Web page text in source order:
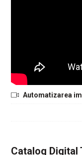
Automatizarea
Catalog Digital